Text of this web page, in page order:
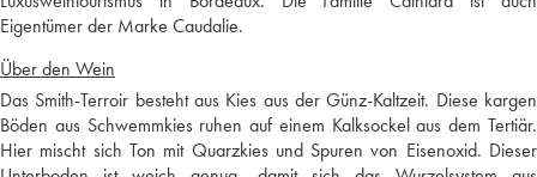
Eigentümer der Marke Caudalie.
Über den Wein
Das Smith-Terroir besteht aus Kies aus der Günz-Kaltzeit. Diese kargen
Böden aus Schwemmkies ruhen auf einem Kalksockel aus dem Tertiär.
Hier mischt sich Ton mit Quarzkies und Spuren von Eisenoxid. Dieser